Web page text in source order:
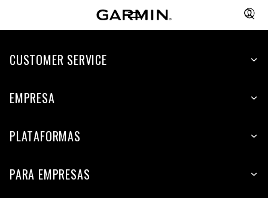
CUSTOMER SERVICE
EMPRESA
PLATAFORMAS
PARA EMPRESAS